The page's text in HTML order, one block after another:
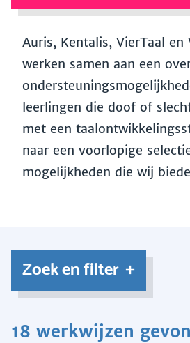
Auris, Kentalis, VierTaal en
werken samen aan een
leerlingen die doof of
met een
naar een voorlopige
mogelijkheden die wij
Zoek en filter
18 werkwijzen